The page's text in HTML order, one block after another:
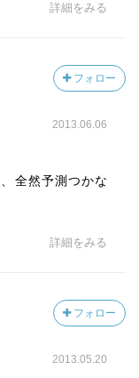
詳細をみる
フォロー
2013.06.06
全然予測つかな
詳細をみる
フォロー
2013.05.20